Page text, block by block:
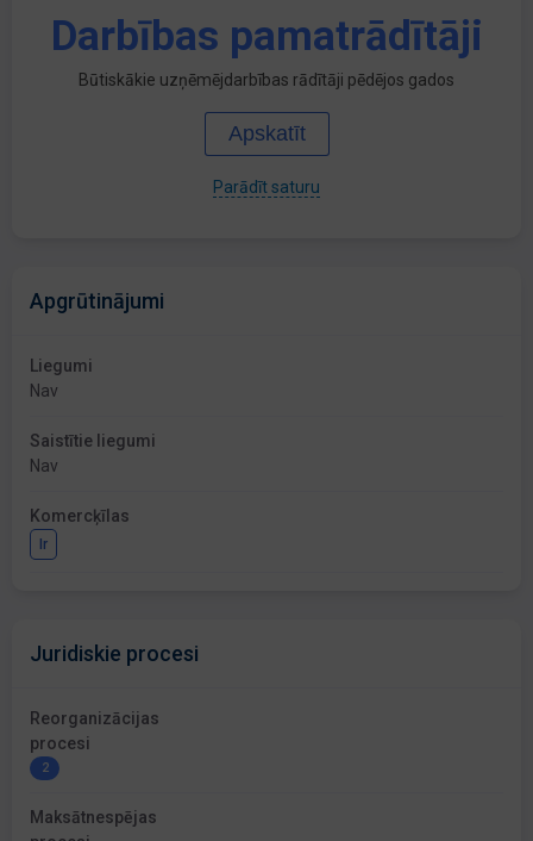
Darbības pamatrādītāji
Būtiskākie uzņēmējdarbības rādītāji pēdējos gados
Apskatīt
Parādīt saturu
Apgrūtinājumi
Liegumi
Nav
Saistītie liegumi
Nav
Komercķīlas
Ir
Juridiskie procesi
Reorganizācijas
procesi
2
Maksātnespējas